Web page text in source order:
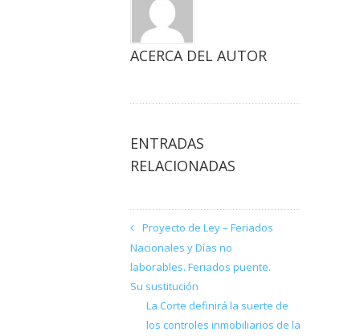
ACERCA DEL AUTOR
ENTRADAS
RELACIONADAS
Proyecto de Ley – Feriados
Nacionales y Días no
laborables. Feriados puente.
Su sustitución
La Corte definirá la suerte de
los controles inmobiliarios de la